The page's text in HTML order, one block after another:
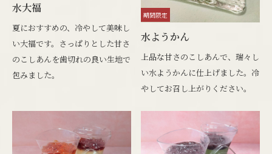
水大福
夏におすすめの、冷やして美味し
い大福です。さっぱりとした甘さ
のこしあんを歯切れの良い生地で
包みました。
期間限定
水ようかん
上品な甘さのこしあんで、瑞々し
い水ようかんに仕上げました。冷
やしてお召し上がりください。